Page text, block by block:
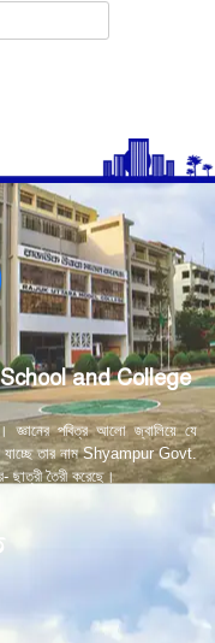
and College
জ্ঞানের পবিত্র আলো জ্বালিয়ে যে
যাচ্ছে তার নাম Shyampur Govt.
তৈরী করেছে।